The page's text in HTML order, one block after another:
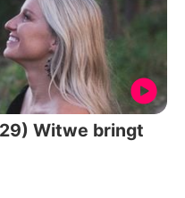
Witwe bringt